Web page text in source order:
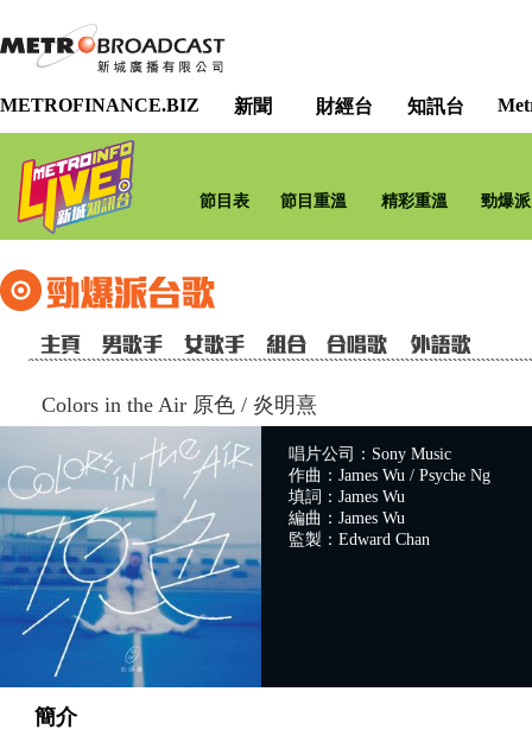
METROFINANCE.BIZ 新聞 財經台 知訊台
節目表 節目重溫 精彩重溫 勁爆
Colors in the Air 原色 / 炎明熹
唱片公司：Sony Music
作曲：James Wu / Psyche Ng
填詞：James Wu
編曲：James Wu
監製：Edward Chan
簡介